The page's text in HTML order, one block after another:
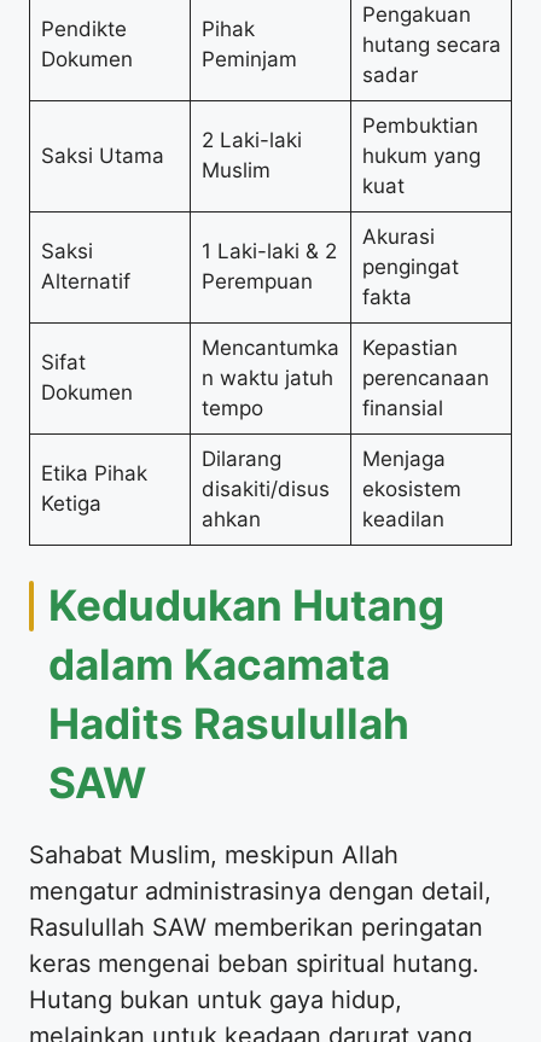
Pendikte
Dokumen
Pihak
Peminjam
Pengakuan
hutang secara
sadar
Saksi Utama
2 Laki-laki
Muslim
Pembuktian
hukum yang
kuat
Saksi
Alternatif
1 Laki-laki & 2
Perempuan
Akurasi
pengingat
fakta
Sifat
Dokumen
Mencantumka
n waktu jatuh
tempo
Kepastian
perencanaan
finansial
Etika Pihak
Ketiga
Dilarang
disakiti/disus
ahkan
Menjaga
ekosistem
keadilan
Kedudukan Hutang
dalam Kacamata
Hadits Rasulullah
SAW
Sahabat Muslim, meskipun Allah
mengatur administrasinya dengan detail,
Rasulullah SAW memberikan peringatan
keras mengenai beban spiritual hutang.
Hutang bukan untuk gaya hidup,